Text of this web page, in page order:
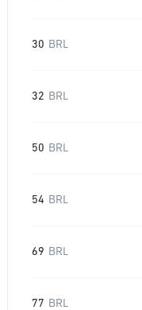
30 BRL
32 BRL
50 BRL
54 BRL
69 BRL
77 BRL